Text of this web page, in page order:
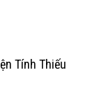
Tính Thiếu